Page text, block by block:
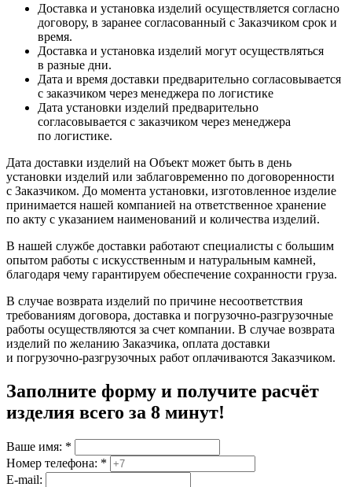
Доставка и установка изделий осуществляется согласно
договору, в заранее согласованный с Заказчиком срок и
время.
Доставка и установка изделий могут осуществляться
в разные дни.
Дата и время доставки предварительно согласовывается
с заказчиком через менеджера по логистике
Дата установки изделий предварительно
согласовывается с заказчиком через менеджера
по логистике.
Дата доставки изделий на Объект может быть в день
установки изделий или заблаговременно по договоренности
с Заказчиком. До момента установки, изготовленное изделие
принимается нашей компанией на ответственное хранение
по акту с указанием наименований и количества изделий.
В нашей службе доставки работают специалисты с большим
опытом работы с искусственным и натуральным камней,
благодаря чему гарантируем обеспечение сохранности груза.
В случае возврата изделий по причине несоответствия
требованиям договора, доставка и погрузочно-разгрузочные
работы осуществляются за счет компании. В случае возврата
изделий по желанию Заказчика, оплата доставки
и погрузочно-разгрузочных работ оплачиваются Заказчиком.
Заполните форму и получите расчёт
изделия всего за 8 минут!
Ваше имя: *
Номер телефона: *
E-mail: